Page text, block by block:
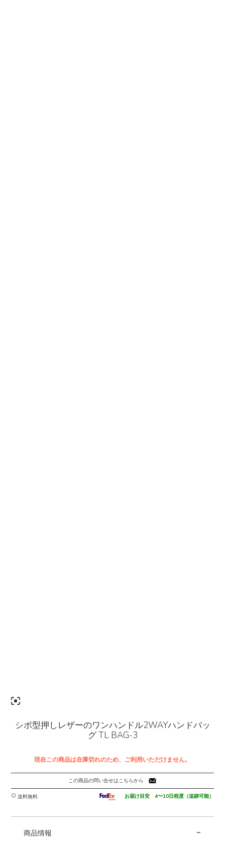
シボ型押しレザーのワンハンドル2WAYハンドバッ
グ TL BAG-3
現在この商品は在庫切れのため、ご利用いただけません。
この商品の問い合せはこちらから
送料無料 お届け目安 4〜10日程度（追跡可能）
商品情報 -